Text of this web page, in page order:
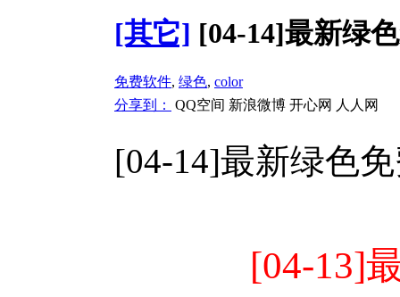
[其它] [04-14]最新绿
免费软件, 绿色, color
分享到：
QQ空间 新浪微博 开心网 人人网
[04-14]最新绿色
[04-13]